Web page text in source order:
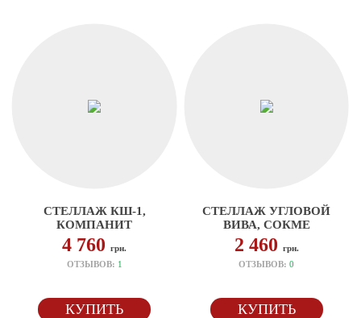
СТЕЛЛАЖ КШ-1,
КОМПАНИТ
4 760грн.
ОТЗЫВОВ: 1
КУПИТЬ
СТЕЛЛАЖ УГЛОВОЙ
ВИВА, СОКМЕ
2 460 грн.
ОТЗЫВОВ:0
КУПИТЬ